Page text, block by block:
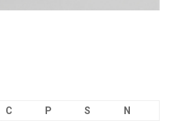
C P S N